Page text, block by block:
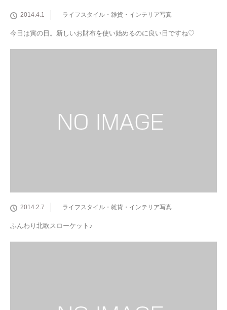
2014.4.1 ライフスタイル・雑貨・インテリア写真
今日は寅の日。新しいお財布を使い始めるのに良い日ですね♡
2014.2.7 ライフスタイル・雑貨・インテリア写真
ふんわり北欧スローケット♪